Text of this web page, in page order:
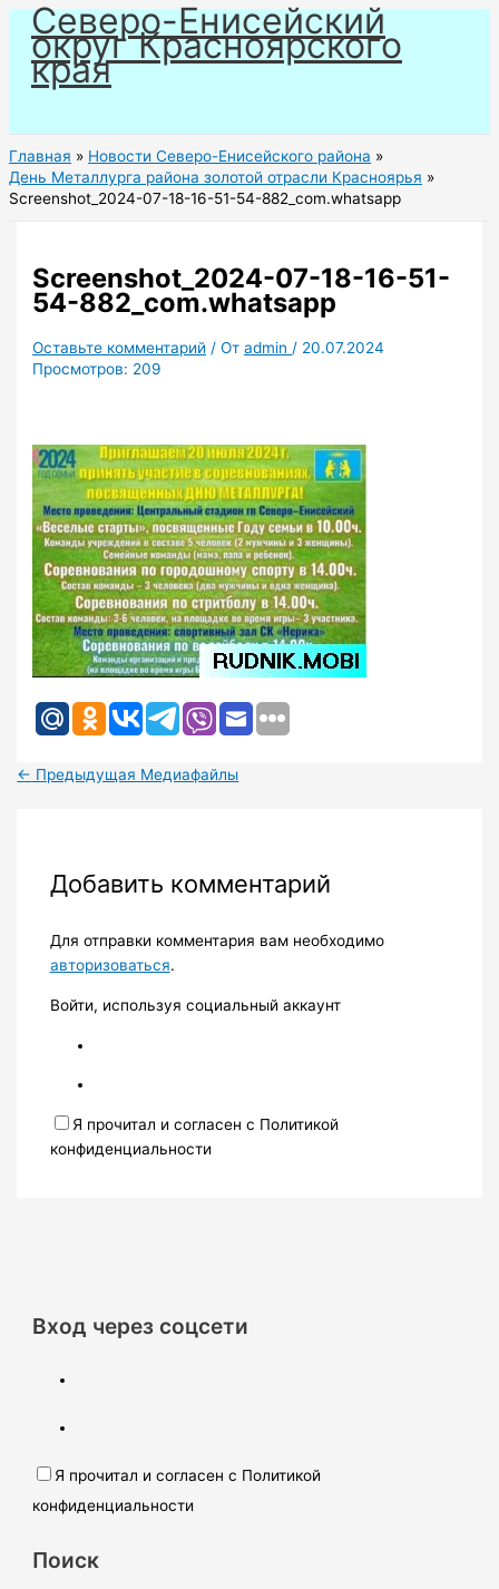
Перейти
содержимому
Северо-Енисейский
округ Красноярского
края
Главная
Новости Северо-Енисейского района
День Металлурга района золотой отрасли Красноярья
Screenshot_2024-07-18-16-51-54-882_com.whatsapp
Screenshot_2024-07-18-16-51-
54-882_com.whatsapp
Оставьте комментарий / Отadmin / 20.07.2024
Просмотров: 209
← Предыдущая Медиафайлы
Добавить комментарий
Для отправки комментария вам необходимо
авторизоваться.
Войти, используя социальный аккаунт
Я прочитал и согласен с Политикой
конфиденциальности
Вход через соцсети
Я прочитал и согласен с Политикой
конфиденциальности
Поиск